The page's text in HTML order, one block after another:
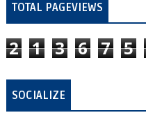
TOTAL PAGEVIEWS
2 1 3 6 7 5
SOCIALIZE